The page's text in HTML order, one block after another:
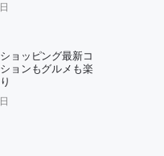
ョッピング最新コ
ョンもグルメも楽